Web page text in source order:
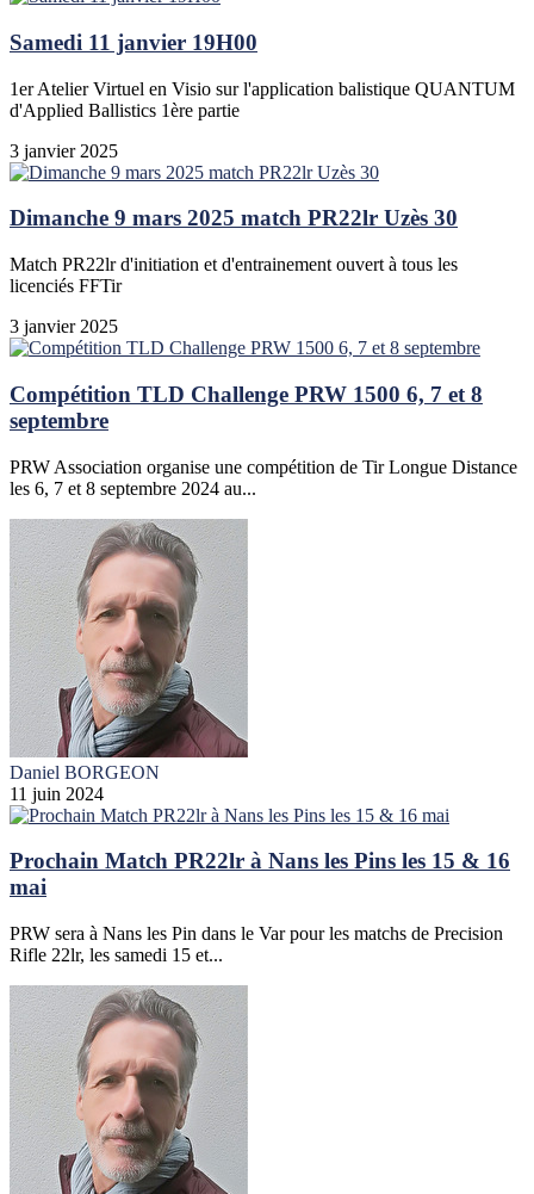
Samedi 11 janvier 19H00
1er Atelier Virtuel en Visio sur l'application balistique QUANTUM
d'Applied Ballistics 1ère partie
3 janvier 2025
Dimanche 9 mars 2025 match PR22lr Uzès 30
Match PR22lr d'initiation et d'entrainement ouvert à tous les
licenciés FFTir
3 janvier 2025
Compétition TLD Challenge PRW 1500 6, 7 et 8
septembre
PRW Association organise une compétition de Tir Longue Distance
les 6, 7 et 8 septembre 2024 au...
Daniel BORGEON
11 juin 2024
Prochain Match PR22lr à Nans les Pins les 15 & 16
mai
PRW sera à Nans les Pin dans le Var pour les matchs de Precision
Rifle 22lr, les samedi 15 et...